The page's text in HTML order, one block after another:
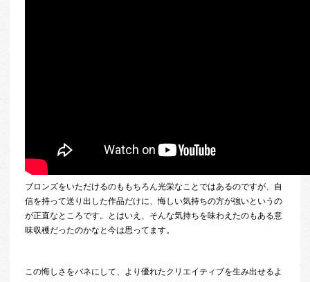
ブロンズをいただけるのももちろん光栄なことではあるのですが、自
信を持って送り出した作品だけに、悔しい気持ちの方が強いというの
が正直なところです。とはいえ、そんな気持ちを味わえたのもある意
味収穫だったのかなと今は思ってます。
この悔しさをバネにして、より優れたクリエイティブを生み出せるよ